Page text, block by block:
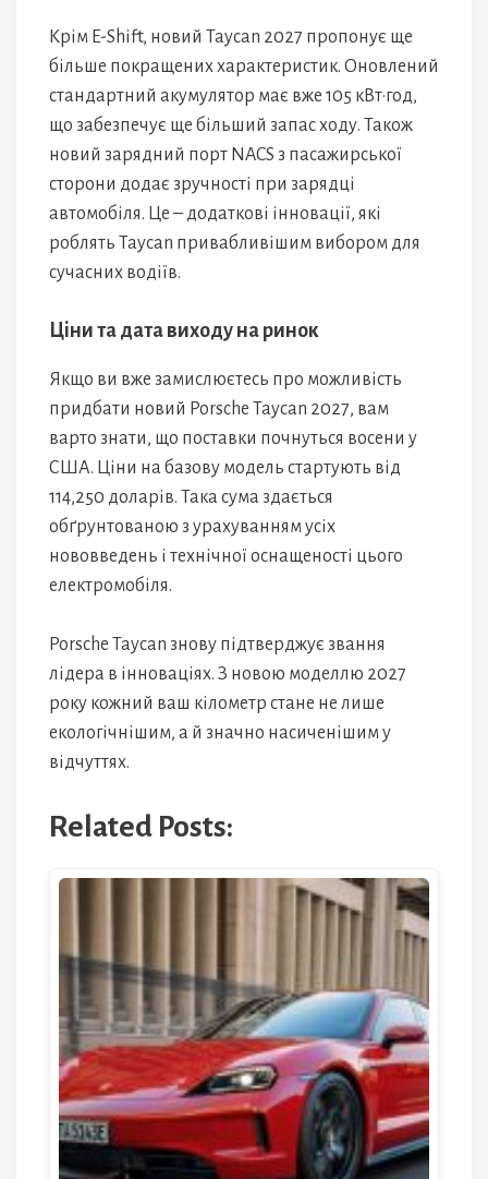
Крім E-Shift, новий Taycan 2027 пропонує ще
більше покращених характеристик. Оновлений
стандартний акумулятор має вже 105 кВт·год,
що забезпечує ще більший запас ходу. Також
новий зарядний порт NACS з пасажирської
сторони додає зручності при зарядці
автомобіля. Це – додаткові інновації, які
роблять Taycan привабливішим вибором для
сучасних водіїв.
Ціни та дата виходу на ринок
Якщо ви вже замислюєтесь про можливість
придбати новий Porsche Taycan 2027, вам
варто знати, що поставки почнуться восени у
США. Ціни на базову модель стартують від
114,250 доларів. Така сума здається
обґрунтованою з урахуванням усіх
нововведень і технічної оснащеності цього
електромобіля.
Porsche Taycan знову підтверджує звання
лідера в інноваціях. З новою моделлю 2027
року кожний ваш кілометр стане не лише
екологічнішим, а й значно насиченішим у
відчуттях.
Related Posts: